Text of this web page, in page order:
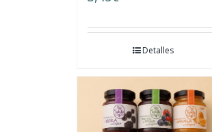
Detalles